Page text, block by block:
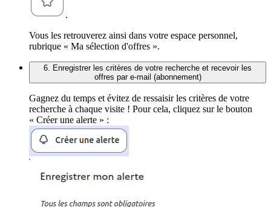
.
Vous les retrouverez ainsi dans votre espace personnel,
rubrique « Ma sélection d'offres ».
6. Enregistrer les critères de votre recherche et recevoir les
offres par e-mail (abonnement)
Gagnez du temps et évitez de ressaisir les critères de votre
recherche à chaque visite ! Pour cela, cliquez sur le bouton
« Créer une alerte » :